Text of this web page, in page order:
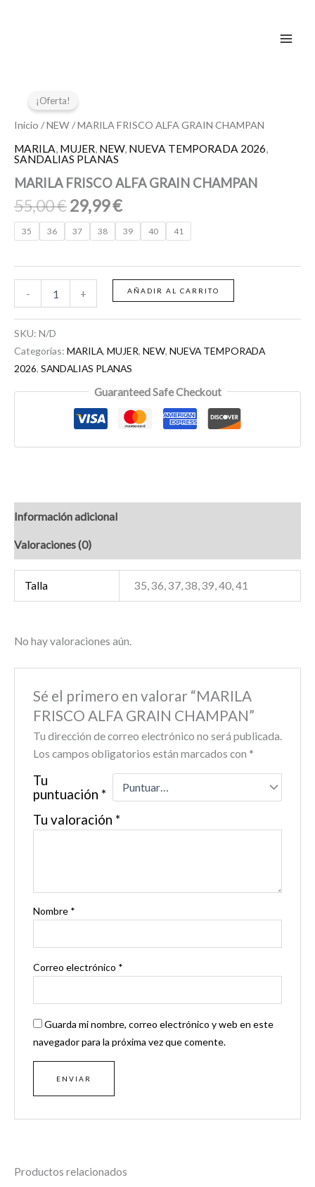
¡Oferta!
Inicio /NEW/ MARILA FRISCO ALFA GRAIN CHAMPAN
MARILA, MUJER, NEW, NUEVA TEMPORADA 2026,
SANDALIAS PLANAS
MARILA FRISCO ALFA GRAIN CHAMPAN
55,00€
original
55,00 €.
29,99€
actual
29,99 €.
35 36 37 38 39 40 41
-
FRISCO
ALFA
GRAIN
cantidad
+ AÑADIR AL CARRITO
SKU: N/D
Categorías: MARILA, MUJER, NEW, NUEVA TEMPORADA
2026, SANDALIAS PLANAS
Guaranteed Safe Checkout
Información adicional
Valoraciones (0)
Talla 35, 36, 37, 38, 39, 40, 41
No hay valoraciones aún.
Sé el primero en valorar “MARILA
FRISCO ALFA GRAIN CHAMPAN”
Tu dirección de correo electrónico no será publicada.
Los campos obligatorios están marcados con *
Tu
puntuación *
Tu valoración *
Nombre *
Correo electrónico *
Guarda mi nombre, correo electrónico y web en este
navegador para la próxima vez que comente.
Productos relacionados